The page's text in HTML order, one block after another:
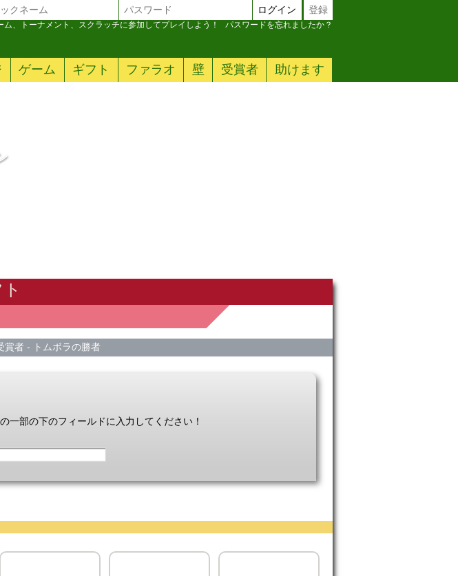
ゲーム ギフト ファラオ 壁 受賞者 助けます
ログイン 登録
ム、トーナメント、スクラッチに参加してプレイしよう！ パスワードを忘れましたか？
賞者 - トムボラの勝者
一部の下のフィールドに入力してください！